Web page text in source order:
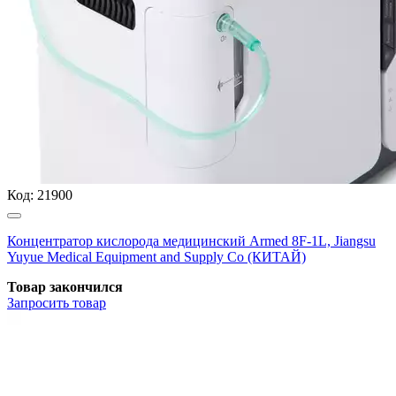
Код: 21900
Концентратор кислорода медицинский Armed 8F-1L, Jiangsu
Yuyue Medical Equipment and Supply Co (КИТАЙ)
Товар закончился
Запросить товар